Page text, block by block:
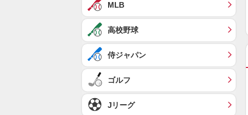
MLB
高校野球
侍ジャパン
ゴルフ
Jリーグ